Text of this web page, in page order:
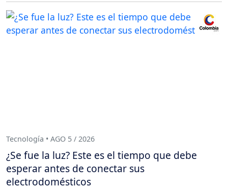
Tecnología • AGO 5 / 2026
¿Se fue la luz? Este es el tiempo que debe
esperar antes de conectar sus
electrodomésticos